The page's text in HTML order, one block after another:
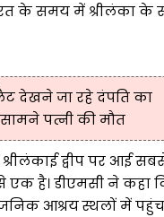
के समय में श्रीलंका के
देखने जा रहे दंपति का
पत्नी की मौत
द्वीप पर आई
है। डीएमसी ने कहा
आश्रय स्थलों में